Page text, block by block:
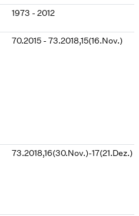
1973 - 2012
70.2015 - 73.2018,15(16.Nov.)
73.2018,16(30.Nov.)-17(21.Dez.)